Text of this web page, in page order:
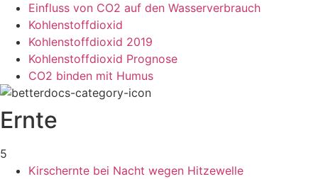
Einfluss von CO2 auf den Wasserverbrauch
Kohlenstoffdioxid
Kohlenstoffdioxid 2019
Kohlenstoffdioxid Prognose
CO2 binden mit Humus
Ernte
5
Kirschernte bei Nacht wegen Hitzewelle